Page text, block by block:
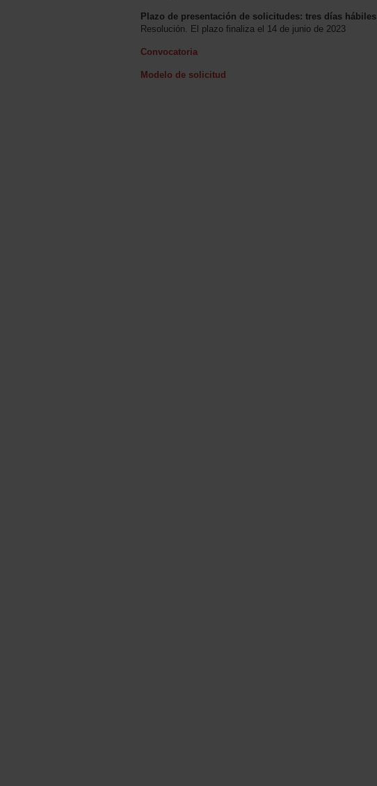
Plazo de presentación de solicitudes: tres días hábiles
Resolución. El plazo finaliza el 14 de junio de 2023
Convocatoria
Modelo de solicitud